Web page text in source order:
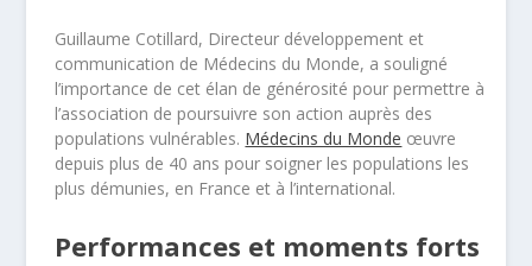
Guillaume Cotillard, Directeur développement et
communication de Médecins du Monde, a souligné
l’importance de cet élan de générosité pour permettre à
l’association de poursuivre son action auprès des
populations vulnérables. Médecins du Monde œuvre
depuis plus de 40 ans pour soigner les populations les
plus démunies, en France et à l’international.
Performances et moments forts